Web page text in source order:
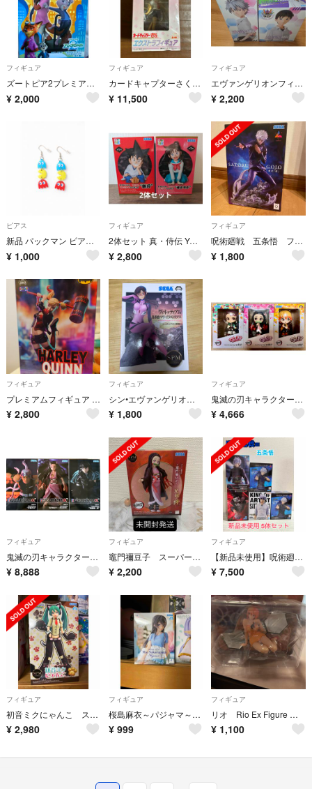
フィギュア
ズートピア2プレミアムフィギュア ジュディ＆ニック
¥ 2,000
フィギュア
カードキャプターさくら フィギュア
¥ 11,500
フィギュア
エヴァンゲリオンフィギュアセット
¥ 2,200
ピアス
新品 パックマン ピアス レトロゲーム ドット絵 ゲームアクセサリー
¥ 1,000
フィギュア
2体セット 真・侍伝 YAIBA 峰さやか 鉄刃 ちょこのせプレミアムフィギュア
¥ 2,800
フィギュア
呪術廻戦 五条悟 フィギュア
¥ 1,800
フィギュア
プレミアムフィギュア ハーレイ・クイン
¥ 2,800
フィギュア
シン•エヴァンゲリオン 劇場版 真希波•マリ•イラストリアス フィギュア
¥ 1,800
フィギュア
鬼滅の刃キャラクターフィギュア
¥ 4,666
フィギュア
鬼滅の刃キャラクターフィギュア:3体セット
¥ 8,888
フィギュア
竈門禰󠄀豆子 スーパープレミアムフィギュア
¥ 2,200
フィギュア
【新品未使用】呪術廻戦 五条悟フィギュア 5体セット
¥ 7,500
フィギュア
初音ミクにゃんこ スーパープレミアムフィギュア
¥ 2,980
フィギュア
桜島麻衣～パジャマ～Luminasta青春ブタ野郎はバニーガール先輩の夢を見ない
¥ 999
フィギュア
リオ Rio Ex Figure 赤と黒
¥ 1,100